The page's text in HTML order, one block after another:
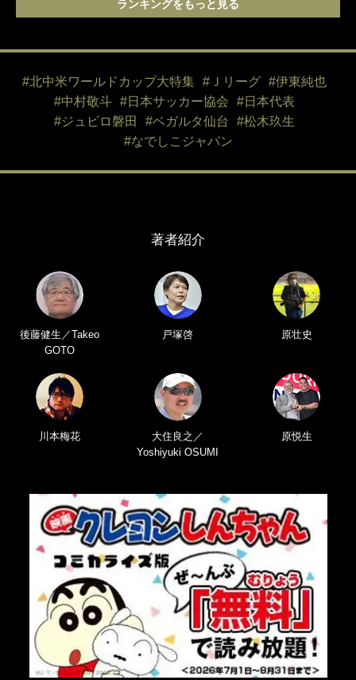
ランキングをもっと見る
#北中米ワールドカップ大特集 #Ｊリーグ
#伊東純也
#中村敬斗
#日本サッカー協会
#日本代表
#ジュビロ磐田
#ベガルタ仙台
#松木玖生
#なでしこジャパン
著者紹介
後藤健生／Takeo
GOTO
戸塚啓 原壮史
川本梅花
大住良之／
Yoshiyuki OSUMI
原悦生